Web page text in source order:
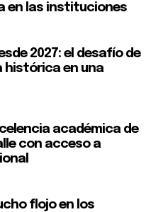
en las instituciones
2027: el desafío de
histórica en una
académica de
con acceso a
flojo en los